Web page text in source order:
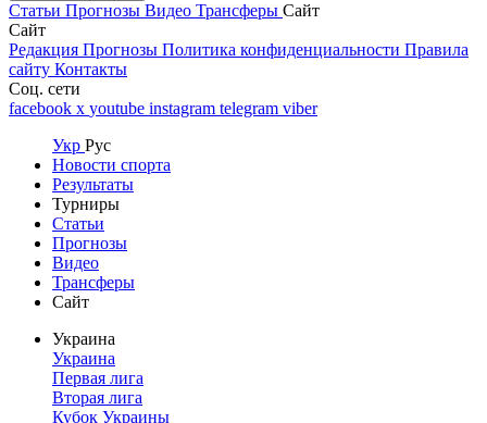
Статьи Прогнозы Видео Трансферы Сайт
Сайт
Редакция Прогнозы Политика конфиденциальности Правила
сайту Контакты
Соц. сети
facebook x youtube instagram telegram viber
Укр Рус
Новости спорта
Результаты
Турниры
Статьи
Прогнозы
Видео
Трансферы
Сайт
Украина
Украина
Первая лига
Вторая лига
Кубок Украины